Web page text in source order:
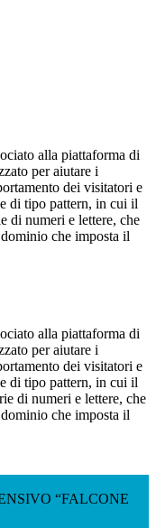
alla piattaforma di
per aiutare i
dei visitatori e
di tipo pattern, in cui il
di numeri e lettere, che
che imposta il
alla piattaforma di
per aiutare i
dei visitatori e
di tipo pattern, in cui il
di numeri e lettere, che
che imposta il
“FALCONE